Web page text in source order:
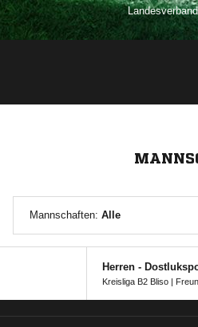
Mannschaften: Alle
Herren -
Kreisliga B2 Bliso|